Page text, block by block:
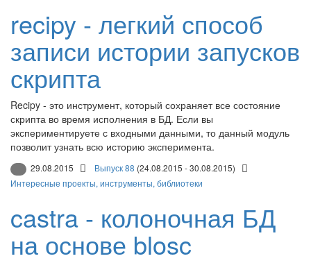
recipy - легкий способ
записи истории запусков
скрипта
Recipy - это инструмент, который сохраняет все состояние
скрипта во время исполнения в БД. Если вы
экспериментируете с входными данными, то данный модуль
позволит узнать всю историю эксперимента.
29.08.2015 Выпуск 88 (24.08.2015 - 30.08.2015)
Интересные проекты, инструменты, библиотеки
castra - колоночная БД
на основе blosc